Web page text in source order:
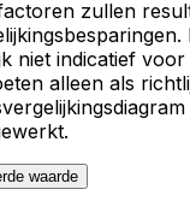
zullen
niet indicatief
alleen als
waarde